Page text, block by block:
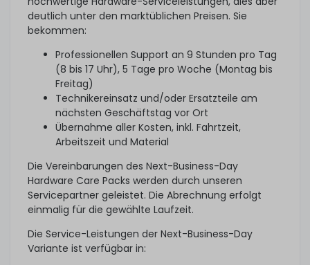
deutlich unter den marktüblichen Preisen. Sie
bekommen:
Professionellen Support an 9 Stunden pro Tag
(8 bis 17 Uhr), 5 Tage pro Woche (Montag bis
Freitag)
Technikereinsatz und/oder Ersatzteile am
nächsten Geschäftstag vor Ort
Übernahme aller Kosten, inkl. Fahrtzeit,
Arbeitszeit und Material
Die Vereinbarungen des Next-Business-Day
Hardware Care Packs werden durch unseren
Servicepartner geleistet. Die Abrechnung erfolgt
einmalig für die gewählte Laufzeit.
Die Service-Leistungen der Next-Business-Day
Variante ist verfügbar in: